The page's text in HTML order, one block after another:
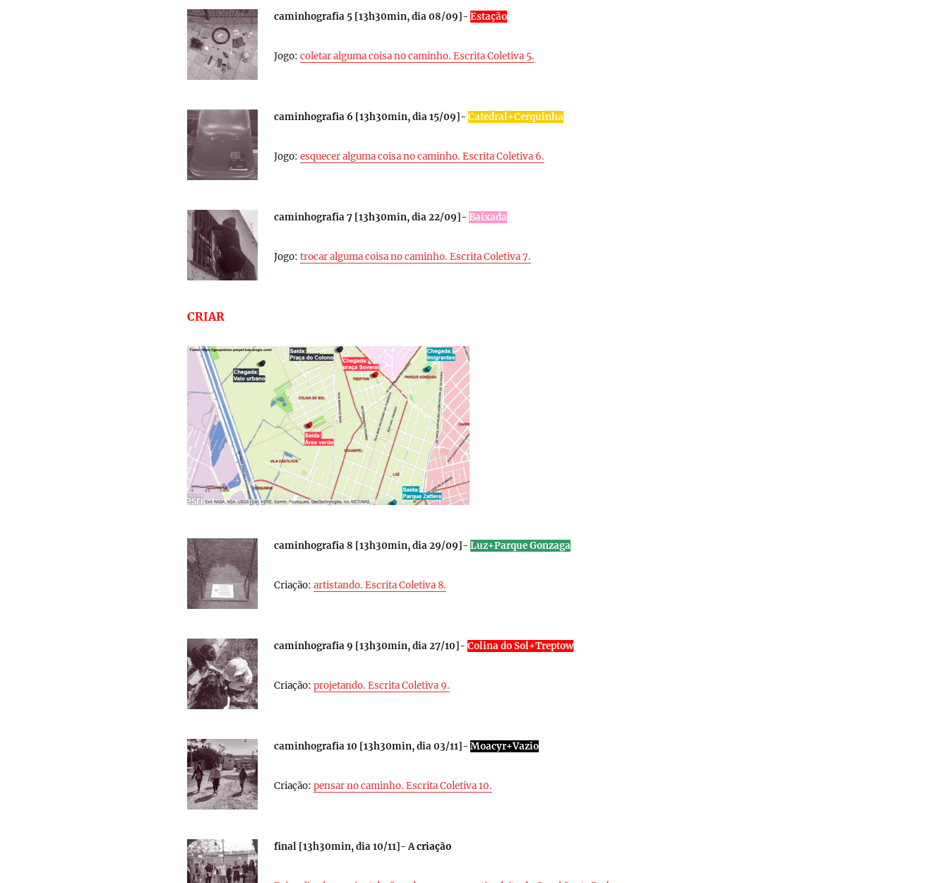
caminhografia 5 [13h30min, dia 08/09]-Estação
Jogo:coletar alguma coisa no caminho. Escrita Coletiva 5.
caminhografia 6 [13h30min, dia 15/09]-Catedral+Cerquinha
Jogo:esquecer alguma coisa no caminho. Escrita Coletiva 6.
caminhografia 7 [13h30min, dia 22/09]-Baixada
Jogo:trocar alguma coisa no caminho. Escrita Coletiva 7.
CRIAR
caminhografia 8 [13h30min, dia 29/09]-Luz+Parque Gonzaga
Criação:artistando. Escrita Coletiva 8.
caminhografia 9 [13h30min, dia 27/10]-Colina do Sol+Treptow
Criação:projetando. Escrita Coletiva 9.
caminhografia 10 [13h30min, dia 03/11]-Moacyr+Vazio
Criação:pensar no caminho. Escrita Coletiva 10.
final [13h30min, dia 10/11]- Acriação